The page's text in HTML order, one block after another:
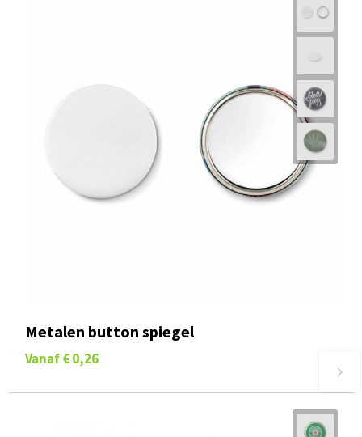
Metalen button spiegel
Vanaf € 0,26